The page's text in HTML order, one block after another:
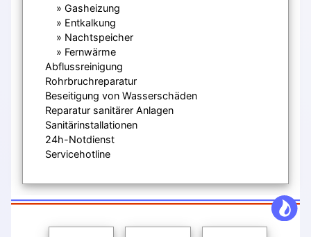
Gasheizung
Entkalkung
Nachtspeicher
Fernwärme
Abflussreinigung
Rohrbruchreparatur
Beseitigung von Wasserschäden
Reparatur sanitärer Anlagen
Sanitärinstallationen
24h-Notdienst
Servicehotline